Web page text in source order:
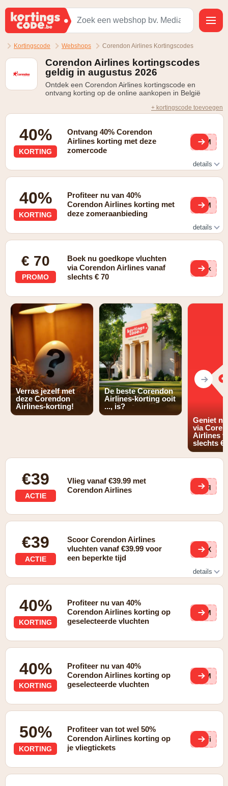
Kortingscode Webshops Corendon Airlines Kortingscodes
Corendon Airlines kortingscodes
geldig in augustus 2026
Ontdek een Corendon Airlines kortingscode en
ontvang korting op de online aankopen in België
+ kortingscode toevoegen
40%
KORTING
Ontvang 40% Corendon
Airlines korting met deze
zomercode
SUM
details
september 2026 niet. Gebruik code SUMMER40 bij het
afrekenen. De aanbieding is alleen geldig voor Comfort- en
Premiumtarieven.
40%
KORTING
Profiteer nu van 40%
Corendon Airlines korting met
deze zomeraanbieding
SUM
details
2026 niet. Gebruik code SUMMER40 bij het afrekenen. De
aanbieding is geldig voor Eco, Comfort en Premium
tarieven.
€ 70
PROMO
Boek nu goedkope vluchten
via Corendon Airlines vanaf
slechts € 70
u5k
Verras jezelf met
deze Corendon
Airlines-korting!
De beste Corendon
Airlines-korting ooit
..., is?
Geniet
via
Airlines
slechts €
€39
ACTIE
Vlieg vanaf €39.99 met
Corendon Airlines
HRq
€39
ACTIE
Scoor Corendon Airlines
vluchten vanaf €39.99 voor
een beperkte tijd
D3X
details
40%
KORTING
Profiteer nu van 40%
Corendon Airlines korting op
geselecteerde vluchten
SUM
40%
KORTING
Profiteer nu van 40%
Corendon Airlines korting op
geselecteerde vluchten
SUM
50%
KORTING
Profiteer van tot wel 50%
Corendon Airlines korting op
je vliegtickets
efi